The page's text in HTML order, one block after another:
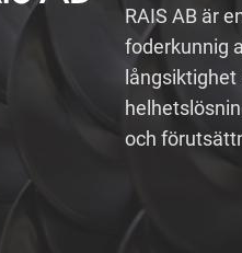
RAIS AB är
foderkunnig
och